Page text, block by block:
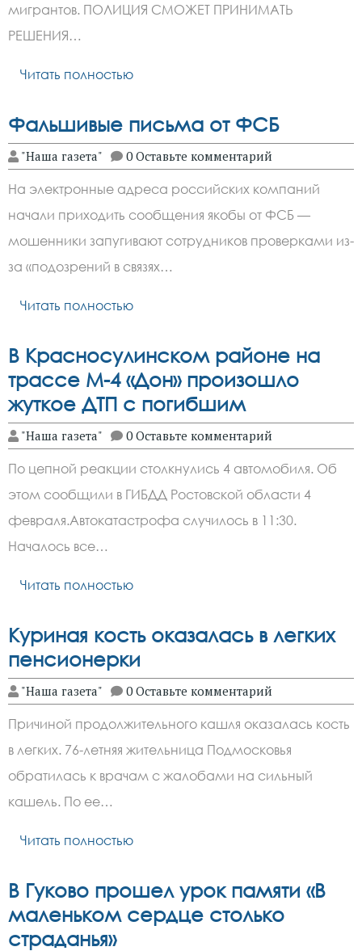
мигрантов. ПОЛИЦИЯ СМОЖЕТ ПРИНИМАТЬ
РЕШЕНИЯ…
Читать полностью
Фальшивые письма от ФСБ
"Наша газета" 0 Оставьте комментарий
На электронные адреса российских компаний
начали приходить сообщения якобы от ФСБ —
мошенники запугивают сотрудников проверками из-
за «подозрений в связях…
Читать полностью
В Красносулинском районе на
трассе М-4 «Дон» произошло
жуткое ДТП с погибшим
"Наша газета" 0 Оставьте комментарий
По цепной реакции столкнулись 4 автомобиля. Об
этом сообщили в ГИБДД Ростовской области 4
февраля.Автокатастрофа случилось в 11:30.
Началось все…
Читать полностью
Куриная кость оказалась в легких
пенсионерки
"Наша газета" 0 Оставьте комментарий
Причиной продолжительного кашля оказалась кость
в легких. 76-летняя жительница Подмосковья
обратилась к врачам с жалобами на сильный
кашель. По ее…
Читать полностью
В Гуково прошел урок памяти «В
маленьком сердце столько
страданья»